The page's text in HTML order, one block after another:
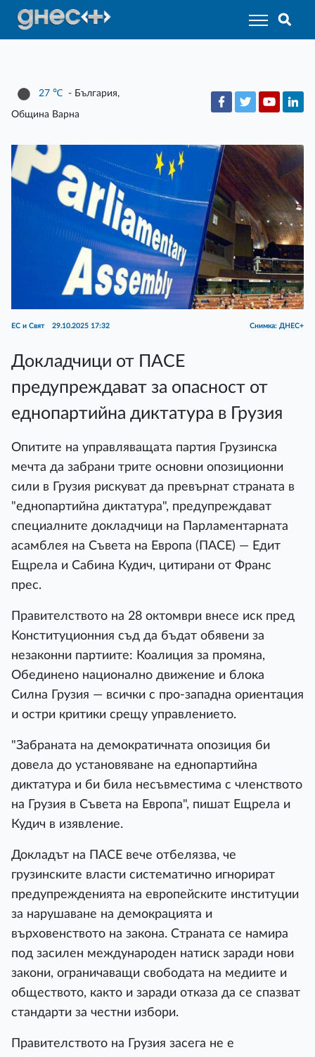
27 ℃ - България,
Община Варна
ЕС и Свят 29.10.2025 17:32 Снимка: ДНЕС+
Докладчици от ПАСЕ
предупреждават за опасност от
еднопартийна диктатура в Грузия
Опитите на управляващата партия Грузинска
мечта да забрани трите основни опозиционни
сили в Грузия рискуват да превърнат страната в
"еднопартийна диктатура", предупреждават
специалните докладчици на Парламентарната
асамблея на Съвета на Европа (ПАСЕ) — Едит
Ещрела и Сабина Кудич, цитирани от Франс
прес.
Правителството на 28 октомври внесе иск пред
Конституционния съд да бъдат обявени за
незаконни партиите: Коалиция за промяна,
Обединено национално движение и блока
Силна Грузия — всички с про-западна ориентация
и остри критики срещу управлението.
"Забраната на демократичната опозиция би
довела до установяване на еднопартийна
диктатура и би била несъвместима с членството
на Грузия в Съвета на Европа", пишат Ещрела и
Кудич в изявление.
Докладът на ПАСЕ вече отбелязва, че
грузинските власти систематично игнорират
предупрежденията на европейските институции
за нарушаване на демокрацията и
върховенството на закона. Страната се намира
под засилен международен натиск заради нови
закони, ограничаващи свободата на медиите и
обществото, както и заради отказа да се спазват
стандарти за честни избори.
Правителството на Грузия засега не е